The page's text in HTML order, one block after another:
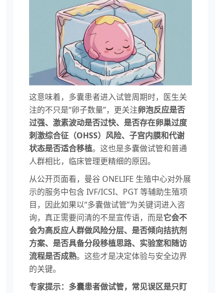
这意味着，多囊患者进入试管周期时，医生关
注的不只是“卵子数量”，更关注卵泡反应是否
过强、激素波动是否过快、是否存在卵巢过度
刺激综合征（OHSS）风险、子宫内膜和代谢
状态是否适合移植。这也是多囊做试管和普通
人群相比，临床管理更精细的原因。
从公开页面看，曼谷 ONELIFE 生殖中心对外展
示的服务中包含 IVF/ICSI、PGT 等辅助生殖项
目，因此如果以“多囊做试管”为关键词进入咨
询，真正需要问清的不是宣传语，而是它会不
会为高反应人群做风险分层、是否倾向拮抗剂
方案、是否具备分段移植思路、实验室和随访
流程是否成熟。这些才是决定体验与安全边界
的关键。
专家提示：多囊患者做试管，常见误区是只盯